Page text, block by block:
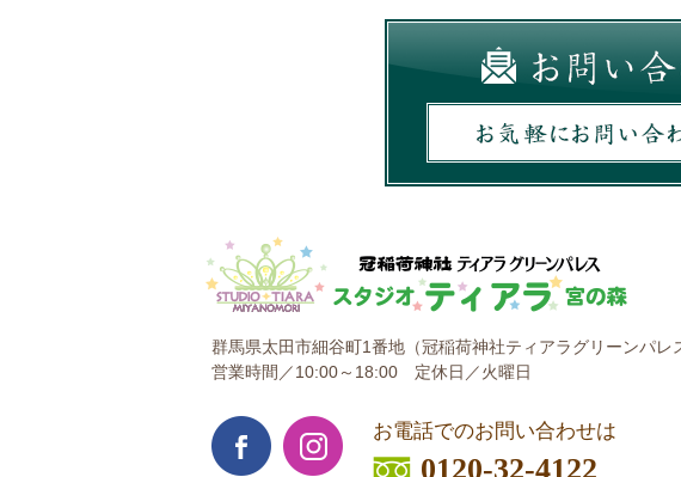
群馬県太田市細谷町1番地（冠稲荷神社ティアラグリーンパレ
営業時間／10:00～18:00 定休日／火曜日
お電話でのお問い合わせは
0120-32-4122